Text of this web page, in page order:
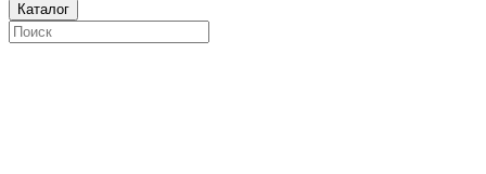
Каталог